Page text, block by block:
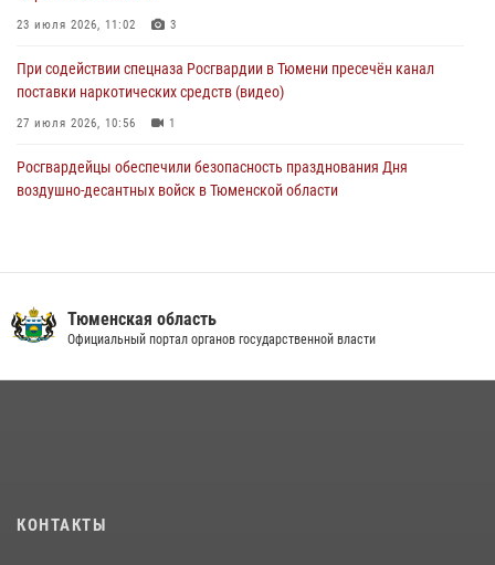
23 июля 2026, 11:02 3
При содействии спецназа Росгвардии в Тюмени пресечён канал
поставки наркотических средств (видео)
27 июля 2026, 10:56 1
Росгвардейцы обеспечили безопасность празднования Дня
воздушно-десантных войск в Тюменской области
10 июля 2026, 11:46 7
Тюменская область
Официальный портал органов государственной власти
КОНТАКТЫ